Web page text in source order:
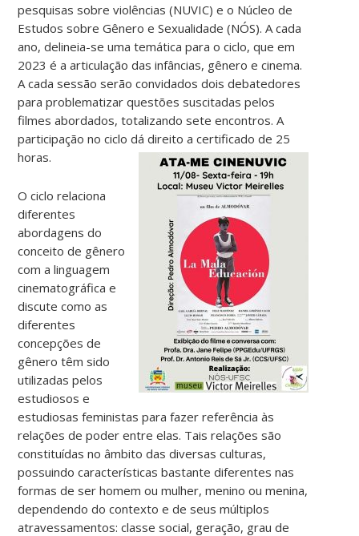
pesquisas sobre violências (NUVIC) e o Núcleo de
Estudos sobre Gênero e Sexualidade (NÓS). A cada
ano, delineia-se uma temática para o ciclo, que em
2023 é a articulação das infâncias, gênero e cinema.
A cada sessão serão convidados dois debatedores
para problematizar questões suscitadas pelos
filmes abordados, totalizando sete encontros. A
participação no ciclo dá direito a certificado de 25
horas.
O ciclo relaciona
diferentes
abordagens do
conceito de gênero
com a linguagem
cinematográfica e
discute como as
diferentes
concepções de
gênero têm sido
utilizadas pelos
estudiosos e
estudiosas feministas para fazer referência às
relações de poder entre elas. Tais relações são
constituídas no âmbito das diversas culturas,
possuindo características bastante diferentes nas
formas de ser homem ou mulher, menino ou menina,
dependendo do contexto e de seus múltiplos
atravessamentos: classe social, geração, grau de